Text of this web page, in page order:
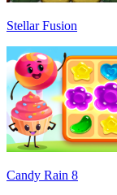
Stellar Fusion
Candy Rain 8